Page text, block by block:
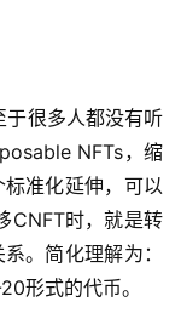
于很多人都没有听
NFTs，缩
准化延伸，可以
CNFT时，就是转
。简化理解为：
形式的代币。